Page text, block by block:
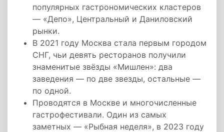
популярных гастрономических кластеров
— «Депо», Центральный и Даниловский
рынки.
В 2021 году Москва стала первым городом
СНГ, чьи девять ресторанов получили
знаменитые звёзды «Мишлен»: два
заведения — по две звезды, остальные —
по одной.
Проводятся в Москве и многочисленные
гастрофестивали. Один из самых
заметных — «Рыбная неделя», в 2023 году